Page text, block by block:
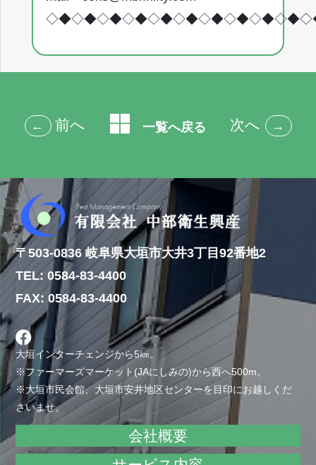
← 前へ 一覧へ戻る 次へ →
〒503-0836 岐阜県大垣市大井3丁目92番地2
TEL: 0584-83-4400
FAX: 0584-83-4400
大垣インターチェンジから5㎞。
※ファーマーズマーケット(JAにしみの)から西へ500m。
※大垣市民会館、大垣市安井地区センターを目印にお越しくだ
さいませ。
会社概要